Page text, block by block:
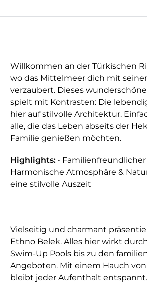
Willkommen an der Türkischen
wo das Mittelmeer dich mit
verzaubert. Dieses
spielt mit Kontrasten: Die
hier auf stilvolle Architektur.
alle, die das Leben abseits der
Familie genießen möchten.
Highlights: •
Harmonische Atmosphäre &
eine stilvolle Auszeit
Vielseitig und charmant
Ethno Belek. Alles hier wirkt
Swim-Up Pools bis zu den
Angeboten. Mit einem Hauch
bleibt jeder Aufenthalt